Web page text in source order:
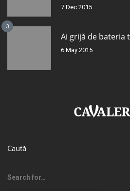
7 Dec 2015
3
Ai grijă de bateria
6 May 2015
Caută